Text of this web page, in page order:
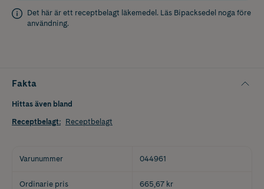
Det här är ett receptbelagt läkemedel. Läs Bipacksedel noga före
användning.
Fakta
Hittas även bland
Receptbelagt: Receptbelagt
Varunummer 044961
Ordinarie pris 665,67 kr